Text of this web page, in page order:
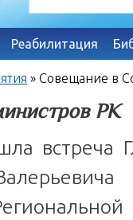
Реабилитация
» Совещание в
РК
встреча